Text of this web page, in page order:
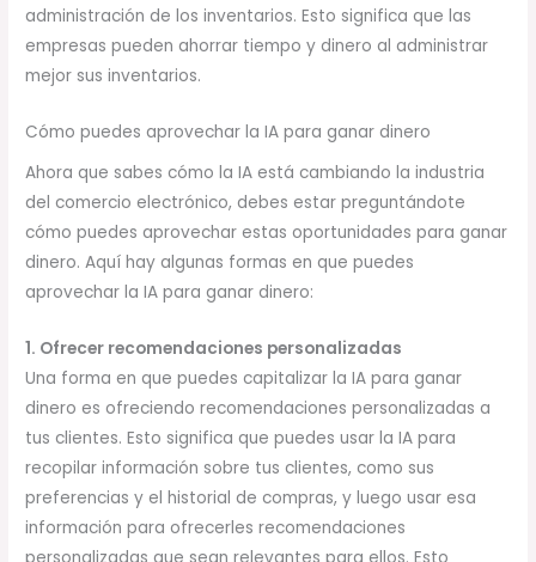
administración de los inventarios. Esto significa que las
empresas pueden ahorrar tiempo y dinero al administrar
mejor sus inventarios.
Cómo puedes aprovechar la IA para ganar dinero
Ahora que sabes cómo la IA está cambiando la industria
del comercio electrónico, debes estar preguntándote
cómo puedes aprovechar estas oportunidades para ganar
dinero. Aquí hay algunas formas en que puedes
aprovechar la IA para ganar dinero:
1. Ofrecer recomendaciones personalizadas
Una forma en que puedes capitalizar la IA para ganar
dinero es ofreciendo recomendaciones personalizadas a
tus clientes. Esto significa que puedes usar la IA para
recopilar información sobre tus clientes, como sus
preferencias y el historial de compras, y luego usar esa
información para ofrecerles recomendaciones